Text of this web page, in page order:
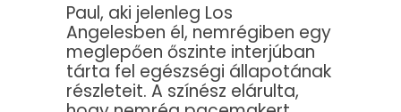
Paul, aki jelenleg Los
Angelesben él, nemrégiben egy
meglepően őszinte interjúban
tárta fel egészségi állapotának
részleteit. A színész elárulta,